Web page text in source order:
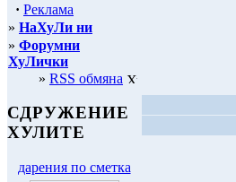
· Реклама
» НаХуЛи ни
» Форумни
ХуЛички
» RSS обмяна
СДРУЖЕНИЕ
ХУЛИТЕ
дарения по сметка